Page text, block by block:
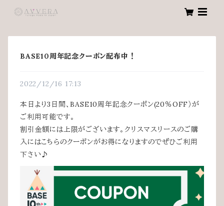
BASE10周年記念クーポン配布中！
2022/12/16 17:13
本日より3日間、BASE10周年記念クーポン(20％OFF）が
ご利用可能です。
割引金額には上限がございます。クリスマスリースのご購
入にはこちらのクーポンがお得になりますのでぜひご利用
下さい♪